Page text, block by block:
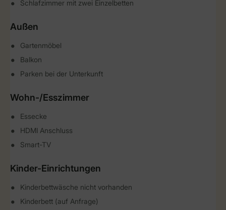
Schlafzimmer mit zwei Einzelbetten
Außen
Gartenmöbel
Balkon
Parken bei der Unterkunft
Wohn-/Esszimmer
Essecke
HDMI Anschluss
Smart-TV
Kinder-Einrichtungen
Kinderbettwäsche nicht vorhanden
Kinderbett (auf Anfrage)